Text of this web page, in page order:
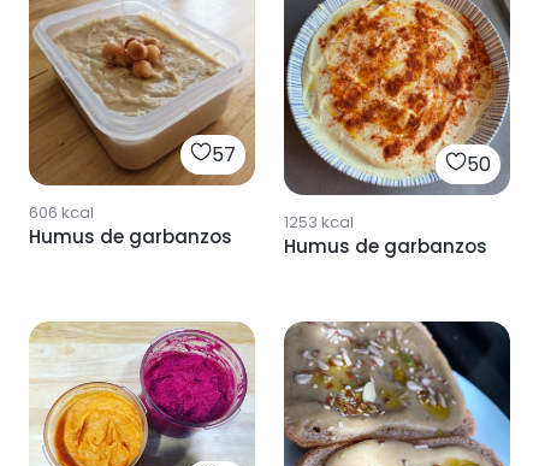
57
606 kcal
Humus de garbanzos
50
1253 kcal
Humus de garbanzos